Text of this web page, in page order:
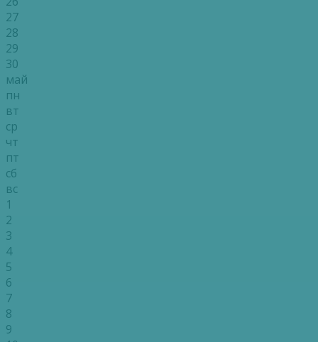
27
28
29
30
май
пн
вт
ср
чт
пт
сб
вс
1
2
3
4
5
6
7
8
9